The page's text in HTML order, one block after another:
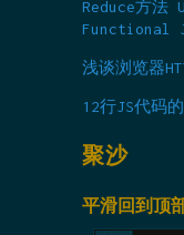
Reduce方法
Functional
浅谈浏览器
12行JS代码
聚沙
平滑回到顶